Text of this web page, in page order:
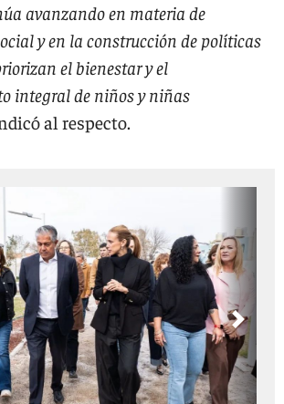
avanzando en materia de
y en la construcción de políticas
el bienestar y el
integral de niños y niñas
al respecto.
Next